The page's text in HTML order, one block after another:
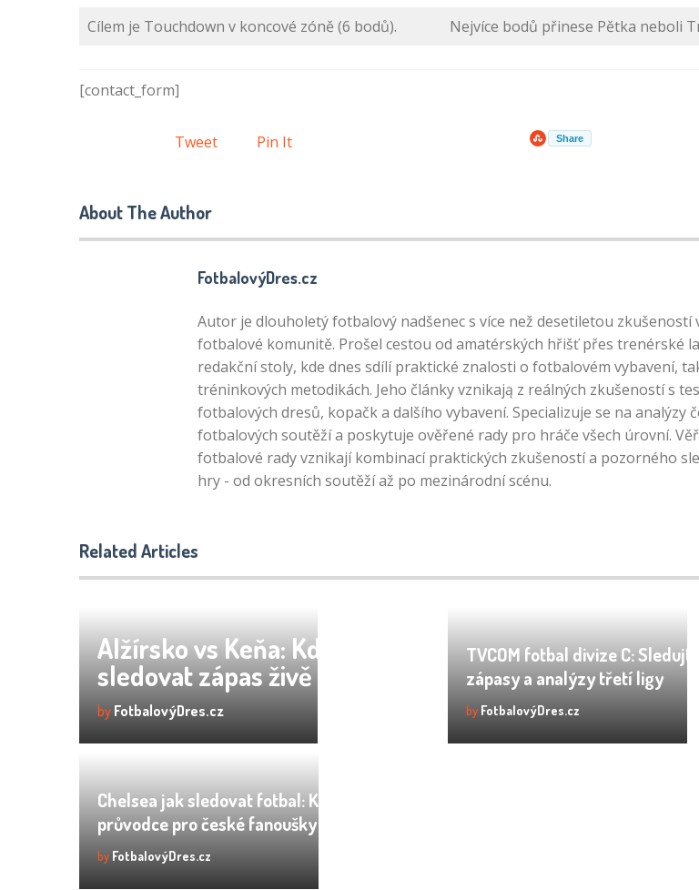
Cílem je Touchdown v koncové zóně (6 bodů).
Nejvíce bodů přinese Pětka neboli
[contact_form]
Tweet Pin It Share
About The Author
FotbalovýDres.cz
Autor je dlouholetý fotbalový nadšenec s více než desetiletou zkušeností
fotbalové komunitě. Prošel cestou od amatérských hřišť přes trenérské
redakční stoly, kde dnes sdílí praktické znalosti o fotbalovém vybavení,
tréninkových metodikách. Jeho články vznikają z reálných zkušeností s
fotbalových dresů, kopačk a dalšího vybavení. Specializuje se na analýzy
fotbalových soutěží a poskytuje ověřené rady pro hráče všech úrovní.
fotbalové rady vznikají kombinací praktických zkušeností a pozorného
hry - od okresních soutěží až po mezinárodní scénu.
Related Articles
Alžírsko vs Keňa: Kde
sledovat zápas živě online
by FotbalovýDres.cz
TVCOM fotbal divize C: Sledujte
zápasy a analýzy třetí ligy
by FotbalovýDres.cz
Chelsea jak sledovat fotbal: Kompletní
průvodce pro české fanoušky
by FotbalovýDres.cz